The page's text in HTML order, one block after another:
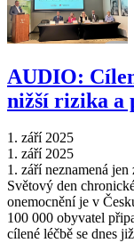
AUDIO:
nižší rizika a
1. září 2025
1. září 2025
1. září neznamená
Světový den
onemocnění je v
100 000 obyvatel
cílené léčbě se dnes